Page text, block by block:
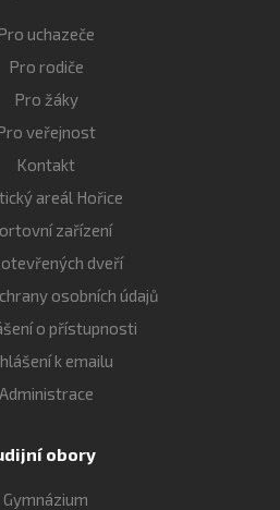
uchazeče
Pro rodiče
Pro žáky
veřejnost
Kontakt
areál Hořice
zařízení
otevřených dveří
osobních údajů
o přístupnosti
k emailu
Administrace
obory
Gymnázium